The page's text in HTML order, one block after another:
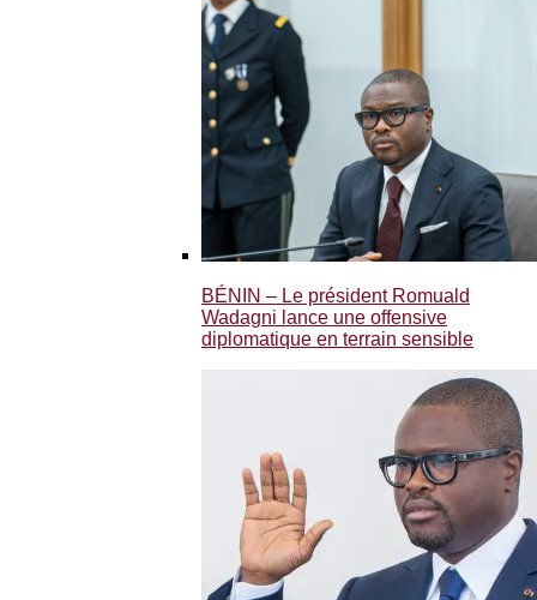
BÉNIN – Le président Romuald
Wadagni lance une offensive
diplomatique en terrain sensible